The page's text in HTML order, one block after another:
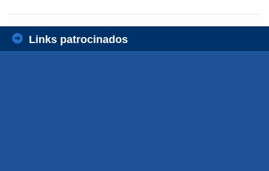
Links patrocinados